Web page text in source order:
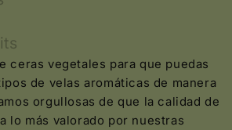
ceras vegetales para que puedas
de velas aromáticas de manera
orgullosas de que la calidad de
lo más valorado por nuestras